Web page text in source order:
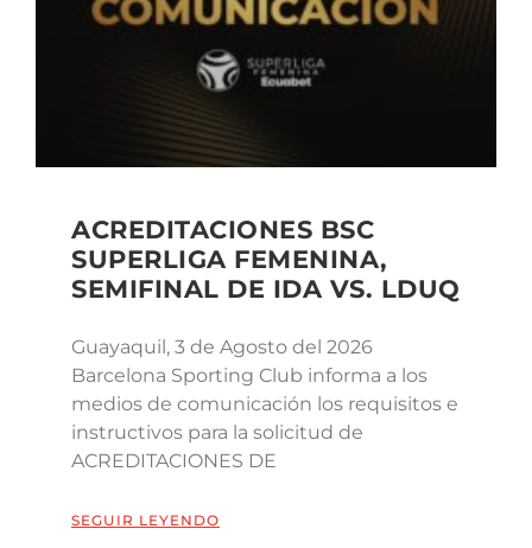
ACREDITACIONES BSC
SUPERLIGA FEMENINA,
SEMIFINAL DE IDA VS. LDUQ
Guayaquil, 3 de Agosto del 2026
Barcelona Sporting Club informa a los
medios de comunicación los requisitos e
instructivos para la solicitud de
ACREDITACIONES DE
SEGUIR LEYENDO